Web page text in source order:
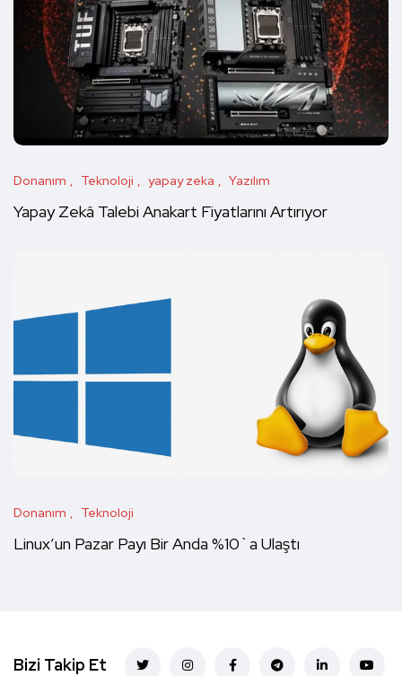
Donanım Teknoloji yapay zeka Yazılım
Yapay Zekâ Talebi Anakart Fiyatlarını Artırıyor
Donanım Teknoloji
Linux’un Pazar Payı Bir Anda %10`a Ulaştı
Bizi Takip Et